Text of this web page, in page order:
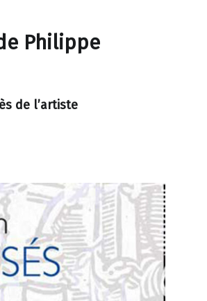
Philippe
de l’artiste